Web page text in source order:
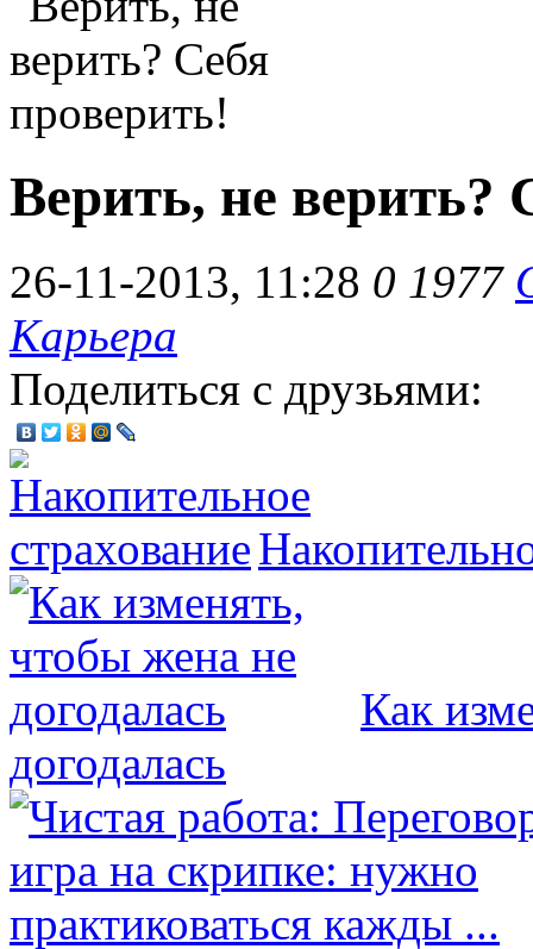
Верить, не верить?
26-11-2013, 11:28 0 1977
Карьера
Поделиться с друзьями:
Как
догодалась